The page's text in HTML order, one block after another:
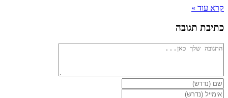
קרא עוד »
כתיבת תגובה
להגיב
הזן
את
הזן